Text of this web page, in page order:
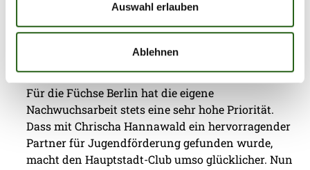
Auswahl erlauben
Ablehnen
31.07.2026 | Jugend | pg
Erstes Camp der Handballschule in
Für die Füchse Berlin hat die eigene
Nachwuchsarbeit stets eine sehr hohe Priorität.
Dass mit Chrischa Hannawald ein hervorragender
Partner für Jugendförderung gefunden wurde,
macht den Hauptstadt-Club umso glücklicher. Nun